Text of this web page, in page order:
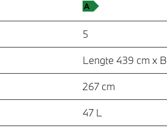
5
Lengte 439 cm x
267 cm
47 L